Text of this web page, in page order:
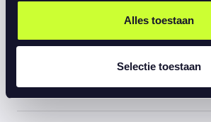
Alles toestaan
Selectie toestaan
Nederlands Kampioenschap Handbal
spel bij SHL Women Finale in Geleen